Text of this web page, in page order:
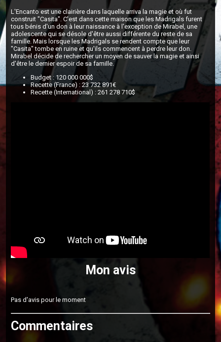
L'Encanto est une clairière dans laquelle arriva la magie et où fut
construit "Casita". C'est dans cette maison que les Madrigals furent
tous bénis d'un don à leur naissance à l'exception de Mirabel, une
adolescente qui se désole d'être aussi différente du reste de sa
famille. Mais lorsque les Madrigals se rendent compte que leur
"Casita" tombe en ruine et qu'ils commencent à perdre leur don.
Mirabel décide de rechercher un moyen de sauver la magie et ainsi
d'être le dernier espoir de sa famille.
Budget : 120 000 000$
Recette (France) : 23 732 891€
Recette (International) : 261 278 710$
Mon avis
Pas d'avis pour le moment
Commentaires